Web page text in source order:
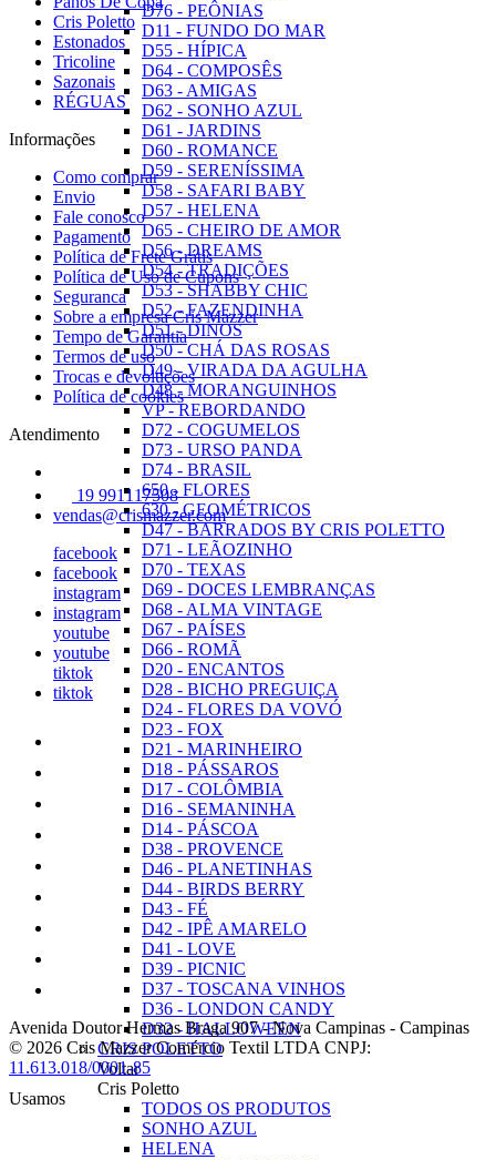
D76 - PEÔNIAS
D11 - FUNDO DO MAR
D55 - HÍPICA
D64 - COMPOSÊS
D63 - AMIGAS
D62 - SONHO AZUL
D61 - JARDINS
D60 - ROMANCE
D59 - SERENÍSSIMA
D58 - SAFARI BABY
D57 - HELENA
D65 - CHEIRO DE AMOR
D56 - DREAMS
D54 - TRADIÇÕES
D53 - SHABBY CHIC
D52 - FAZENDINHA
D51 - DINOS
D50 - CHÁ DAS ROSAS
D49 - VIRADA DA AGULHA
D48 - MORANGUINHOS
VP - REBORDANDO
D72 - COGUMELOS
D73 - URSO PANDA
D74 - BRASIL
650 - FLORES
630 - GEOMÉTRICOS
D47 - BARRADOS BY CRIS POLETTO
D71 - LEÃOZINHO
D70 - TEXAS
D69 - DOCES LEMBRANÇAS
D68 - ALMA VINTAGE
D67 - PAÍSES
D66 - ROMÃ
D20 - ENCANTOS
D28 - BICHO PREGUIÇA
D24 - FLORES DA VOVÓ
D23 - FOX
D21 - MARINHEIRO
D18 - PÁSSAROS
D17 - COLÔMBIA
D16 - SEMANINHA
D14 - PÁSCOA
D38 - PROVENCE
D46 - PLANETINHAS
D44 - BIRDS BERRY
D43 - FÉ
D42 - IPÊ AMARELO
D41 - LOVE
D39 - PICNIC
D37 - TOSCANA VINHOS
D36 - LONDON CANDY
D32 - HALLOWEEN
CRIS POLETTO
Voltar
Cris Poletto
TODOS OS PRODUTOS
SONHO AZUL
HELENA
Cris Poletto
Estonados
Tricoline
Sazonais
RÉGUAS
Informações
Como comprar
Envio
Fale conosco
Pagamento
Política de Frete Grátis
Política de Uso de Cupons
Seguranca
Sobre a empresa Cris Mazzer
Tempo de Garantia
Termos de uso
Trocas e devoluções
Política de cookies
Atendimento
19 991117508
vendas@crismazzer.com
facebook
facebook
instagram
instagram
youtube
youtube
tiktok
tiktok
Avenida Doutor Hermas Braga 907-Nova Campinas - Campinas
© 2026 Cris Mazzer Comércio Textil LTDA CNPJ:
11.613.018/0001-85
Usamos